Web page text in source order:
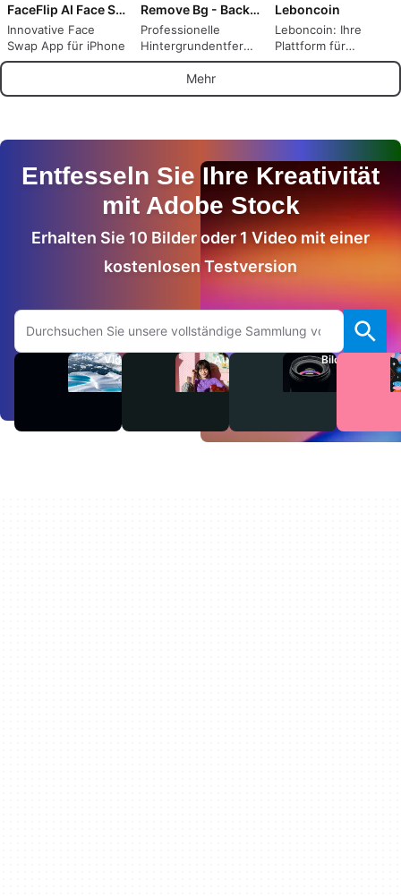
FaceFlip AI Face Swap
Innovative Face
Swap App für iPhone
Remove Bg - Background Eraser
Professionelle
Hintergrundentfernung
auf dem iPhone
Leboncoin
Leboncoin: Ihre
Plattform für
Kleinanzeigen
Mehr
Entfesseln Sie Ihre Kreativität
mit Adobe Stock
Erhalten Sie 10 Bilder oder 1 Video mit einer
kostenlosen Testversion
Auf Adobe.com suchen
Videos Audio Bilder